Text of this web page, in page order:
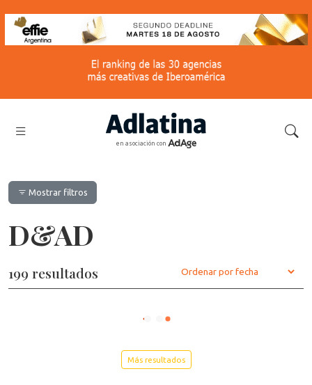
en asociación con
D&AD
199 resultados
Más resultados
Mostrar filtros